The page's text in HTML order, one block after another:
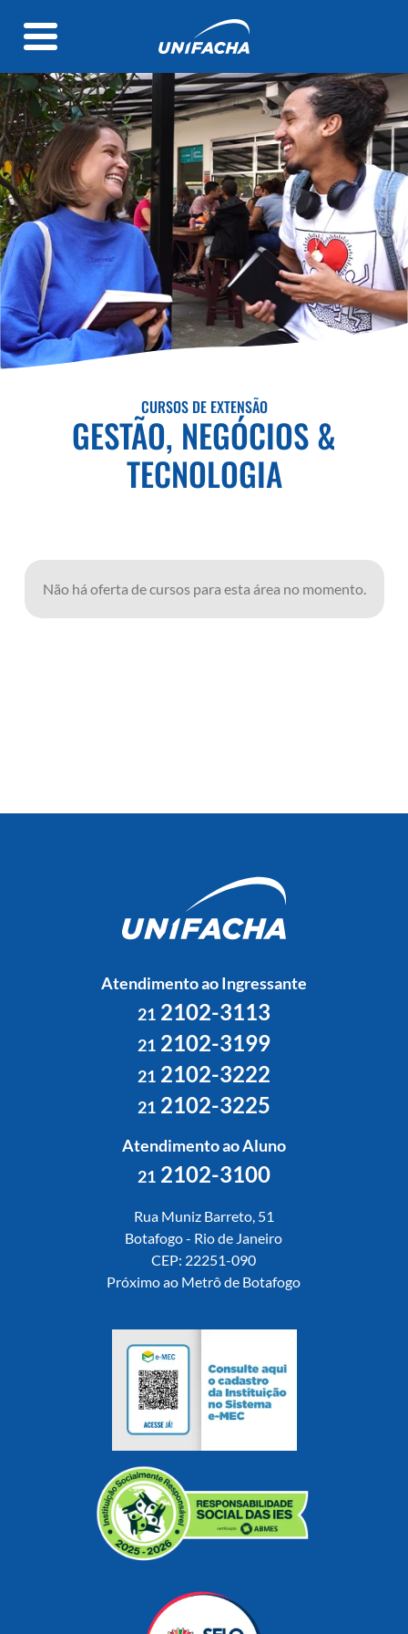
CURSOS DE EXTENSÃO
GESTÃO, NEGÓCIOS &
TECNOLOGIA
Atendimento ao Ingressante
212102-3113
212102-3199
212102-3222
212102-3225
Atendimento ao Aluno
212102-3100
Rua Muniz Barreto, 51
Botafogo - Rio de Janeiro
CEP: 22251-090
Próximo ao Metrô de Botafogo